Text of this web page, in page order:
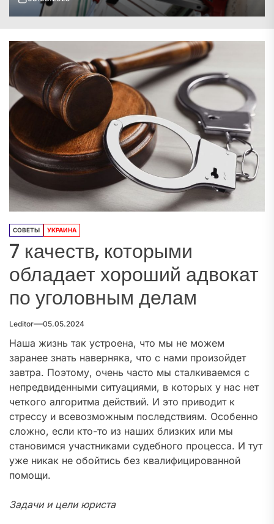
СОВЕТЫ УКРАИНА
7 качеств, которыми
обладает хороший адвокат
по уголовным делам
Leditor 05.05.2024
Наша жизнь так устроена, что мы не можем
заранее знать наверняка, что с нами произойдет
завтра. Поэтому, очень часто мы сталкиваемся с
непредвиденными ситуациями, в которых у нас нет
четкого алгоритма действий. И это приводит к
стрессу и всевозможным последствиям. Особенно
сложно, если кто-то из наших близких или мы
становимся участниками судебного процесса. И тут
уже никак не обойтись без квалифицированной
помощи.
Задачи и цели юриста